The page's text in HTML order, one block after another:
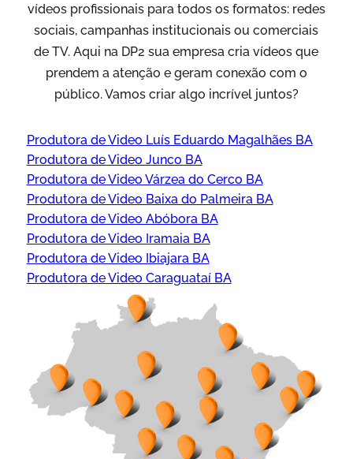
vídeos profissionais para todos os formatos: redes
sociais, campanhas institucionais ou comerciais
de TV. Aqui na DP2 sua empresa cria vídeos que
prendem a atenção e geram conexão com o
público. Vamos criar algo incrível juntos?
Produtora de Video Luís Eduardo Magalhães BA
Produtora de Video Junco BA
Produtora de Video Várzea do Cerco BA
Produtora de Video Baixa do Palmeira BA
Produtora de Video Abóbora BA
Produtora de Video Iramaia BA
Produtora de Video Ibiajara BA
Produtora de Video Caraguataí BA